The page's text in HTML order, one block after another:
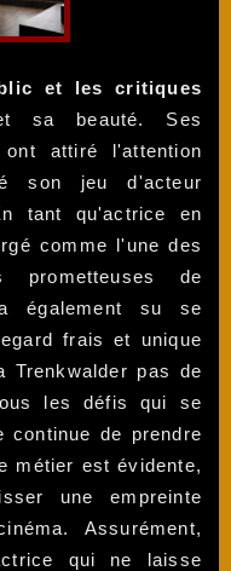
et les critiques
sa beauté. Ses
ont attiré l'attention
son jeu d'acteur
tant qu'actrice en
comme l'une des
prometteuses de
également su se
frais et unique
Trenkwalder pas de
les défis qui se
de prendre
métier est évidente,
une empreinte
Assurément,
qui ne laisse